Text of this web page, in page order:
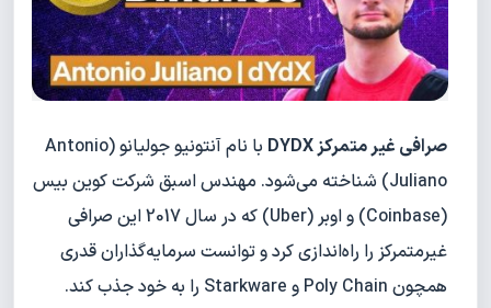
صرافی غیر متمرکز DYDX
با نام آنتونیو جولیانو (Antonio
Juliano) شناخته می‌شود. مهندس اسبق شرکت کوین بیس
(Coinbase) و اوبر (Uber) که در سال 2017 این صرافی
غیرمتمرکز را راه‌اندازی کرد و توانست سرمایه‌گذاران قدری
همچون Poly Chain و Starkware را به خود جذب کند.